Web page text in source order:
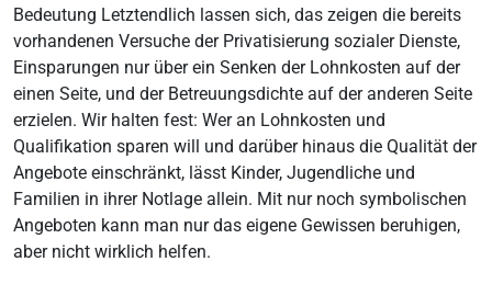
Bedeutung Letztendlich lassen sich, das zeigen die bereits
vorhandenen Versuche der Privatisierung sozialer Dienste,
Einsparungen nur über ein Senken der Lohnkosten auf der
einen Seite, und der Betreuungsdichte auf der anderen Seite
erzielen. Wir halten fest: Wer an Lohnkosten und
Qualifikation sparen will und darüber hinaus die Qualität der
Angebote einschränkt, lässt Kinder, Jugendliche und
Familien in ihrer Notlage allein. Mit nur noch symbolischen
Angeboten kann man nur das eigene Gewissen beruhigen,
aber nicht wirklich helfen.